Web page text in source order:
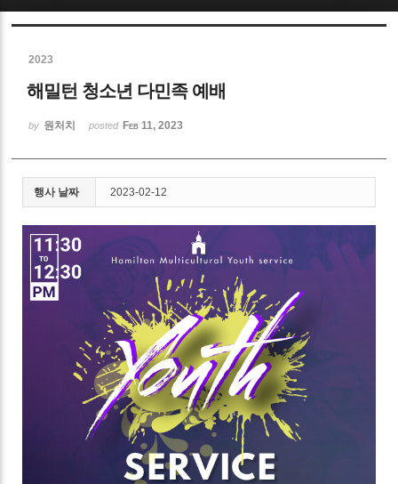
2023
해밀턴 청소년 다민족 예배
by 원처치 posted Feb 11, 2023
행사 날짜 2023-02-12
Sketchbook5, 스케치북5
Sketchbook5, 스케치북5